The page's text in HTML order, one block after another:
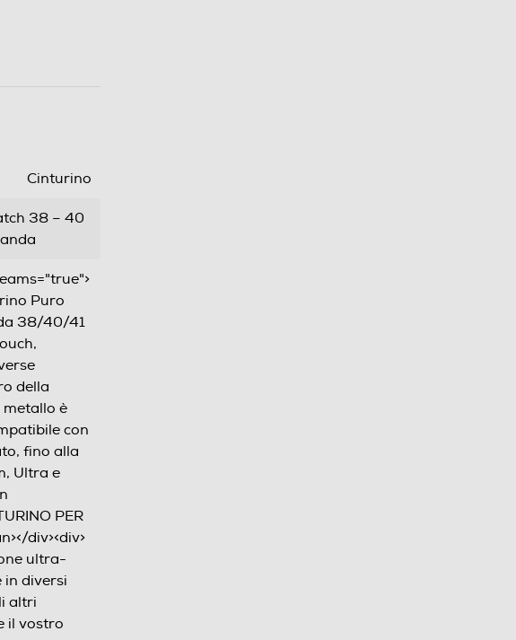
Cinturino
38 – 40
Puro
38/40/41
della
metallo è
con
fino alla
Ultra e
PER
div><div>
ultra-
in diversi
altri
il vostro